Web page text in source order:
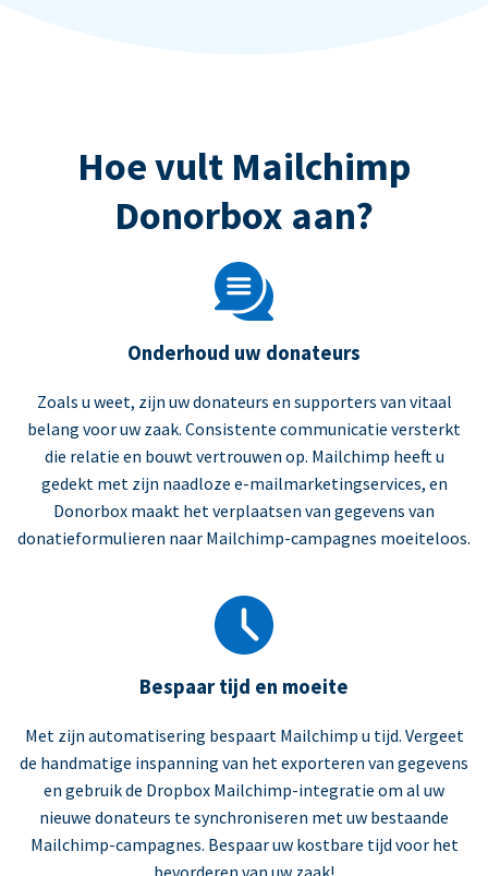
Hoe vult Mailchimp
Donorbox aan?
Onderhoud uw donateurs
Zoals u weet, zijn uw donateurs en supporters van vitaal
belang voor uw zaak. Consistente communicatie versterkt
die relatie en bouwt vertrouwen op. Mailchimp heeft u
gedekt met zijn naadloze e-mailmarketingservices, en
Donorbox maakt het verplaatsen van gegevens van
donatieformulieren naar Mailchimp-campagnes moeiteloos.
Bespaar tijd en moeite
Met zijn automatisering bespaart Mailchimp u tijd. Vergeet
de handmatige inspanning van het exporteren van gegevens
en gebruik de Dropbox Mailchimp-integratie om al uw
nieuwe donateurs te synchroniseren met uw bestaande
Mailchimp-campagnes. Bespaar uw kostbare tijd voor het
bevorderen van uw zaak!